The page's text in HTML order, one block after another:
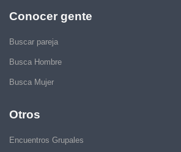
Conocer gente
Buscar pareja
Busca Hombre
Busca Mujer
Otros
Encuentros Grupales